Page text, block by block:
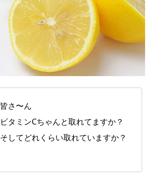
皆さ〜ん
ビタミンCちゃんと取れてますか？
そしてどれくらい取れていますか？